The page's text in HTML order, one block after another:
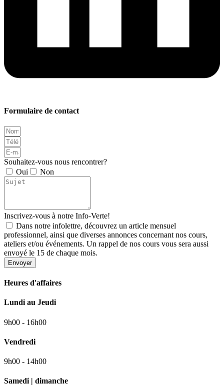
Formulaire de contact
Souhaitez-vous nous rencontrer?
Oui
Non
Inscrivez-vous à notre Info-Verte!
Dans notre infolettre, découvrez un article mensuel
professionnel, ainsi que diverses annonces concernant nos cours,
ateliers et/ou événements. Un rappel de nos cours vous sera aussi
envoyé le 15 de chaque mois.
Envoyer
Heures d'affaires
Lundi au Jeudi
9h00 - 16h00
Vendredi
9h00 - 14h00
Samedi | dimanche